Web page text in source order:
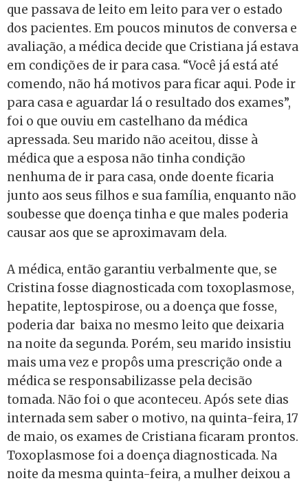
que passava de leito em leito para ver o estado
dos pacientes. Em poucos minutos de conversa e
avaliação, a médica decide que Cristiana já estava
em condições de ir para casa. “Você já está até
comendo, não há motivos para ficar aqui. Pode ir
para casa e aguardar lá o resultado dos exames”,
foi o que ouviu em castelhano da médica
apressada. Seu marido não aceitou, disse à
médica que a esposa não tinha condição
nenhuma de ir para casa, onde doente ficaria
junto aos seus filhos e sua família, enquanto não
soubesse que doença tinha e que males poderia
causar aos que se aproximavam dela.
A médica, então garantiu verbalmente que, se
Cristina fosse diagnosticada com toxoplasmose,
hepatite, leptospirose, ou a doença que fosse,
poderia dar baixa no mesmo leito que deixaria
na noite da segunda. Porém, seu marido insistiu
mais uma vez e propôs uma prescrição onde a
médica se responsabilizasse pela decisão
tomada. Não foi o que aconteceu. Após sete dias
internada sem saber o motivo, na quinta-feira, 17
de maio, os exames de Cristiana ficaram prontos.
Toxoplasmose foi a doença diagnosticada. Na
noite da mesma quinta-feira, a mulher deixou a